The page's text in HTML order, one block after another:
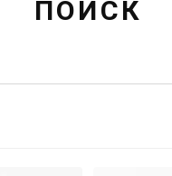
ПОИСК